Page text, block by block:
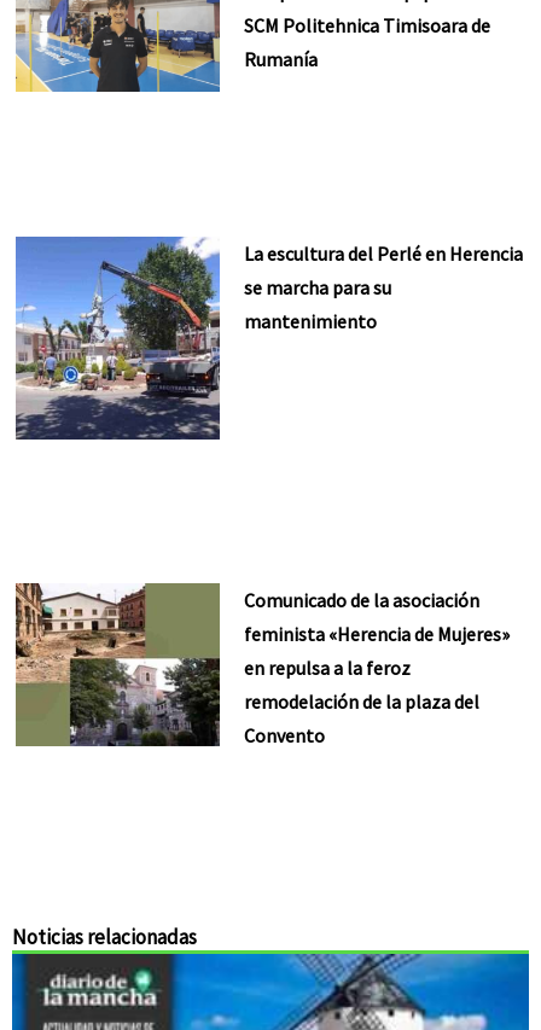
SCM Politehnica Timisoara de
Rumanía
La escultura del Perlé en Herencia
se marcha para su
mantenimiento
Comunicado de la asociación
feminista «Herencia de Mujeres»
en repulsa a la feroz
remodelación de la plaza del
Convento
Noticias relacionadas